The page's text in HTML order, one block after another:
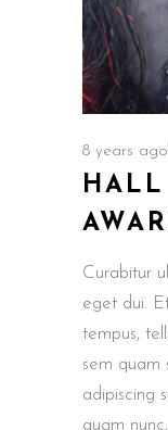
8 years ago
HALL
Curabitur
eget dui.
tempus,
sem quam
adipiscing
quam